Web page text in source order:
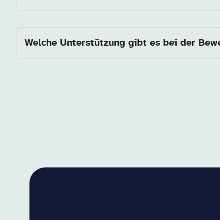
Welche Unterstützung gibt es bei der